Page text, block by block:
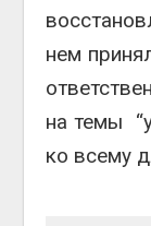
нем
на темы
ко всему